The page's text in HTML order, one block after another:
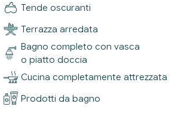
Tende oscuranti
Terrazza arredata
Bagno completo con vasca
o piatto doccia
Cucina completamente attrezzata
Prodotti da bagno